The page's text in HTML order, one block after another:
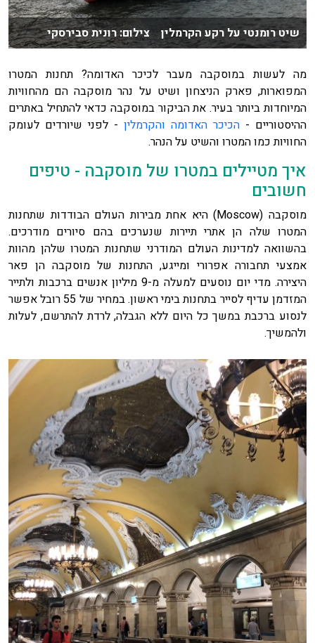
שיט רומנטי על רקע הקרמלין צילום: רונית סבירסקי
מה לעשות במוסקבה מעבר לכיכר האדומה? תחנות המטרו
המפוארות, פארק הניצחון ושיט על נהר מוסקבה הם מהחוויות
המיוחדות ביותר בעיר. את הביקור במוסקבה כדאי להתחיל באתרים
ההיסטוריים - הכיכר האדומה והקרמלין - לפני שיורדים לעומק
החוויות כמו המטרו והשיט על הנהר.
איך מטיילים במטרו של מוסקבה - טיפים
חשובים
מוסקבה (Moscow) היא אחת מבירות העולם הבודדות שתחנות
המטרו שלה הן אתרי תיירות שנערכים בהם סיורים מודרכים.
בהשוואה למדינות העולם המודרני שתחנות המטרו שלהן מהוות
אמצעי תחבורה אפרורי ומייגע, התחנות של מוסקבה הן פאר
היצירה. מדי יום נוסעים למעלה מ-9 מיליון אנשים ברכבות ולתייר
המזדמן עדיף לסייר בתחנות בימי ראשון. במחיר של 55 רובל אפשר
לנסוע ברכבת במשך כל היום ללא הגבלה, לרדת להתרשם, לעלות
ולהמשיך.